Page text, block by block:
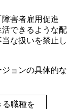
害者雇用促進
できるような配
な扱いを禁止し
ョンの具体的な
る職種を